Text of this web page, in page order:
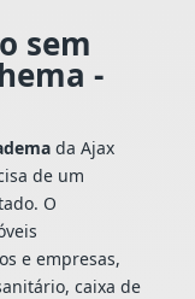
sem
-
da Ajax
de um
O
e empresas,
caixa de